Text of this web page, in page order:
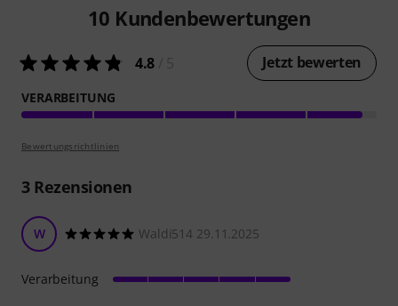
10 Kundenbewertungen
4.8 Jetzt bewerten
VERARBEITUNG
Bewertungsrichtlinien
3Rezensionen
W Waldi514 29.11.2025
Verarbeitung